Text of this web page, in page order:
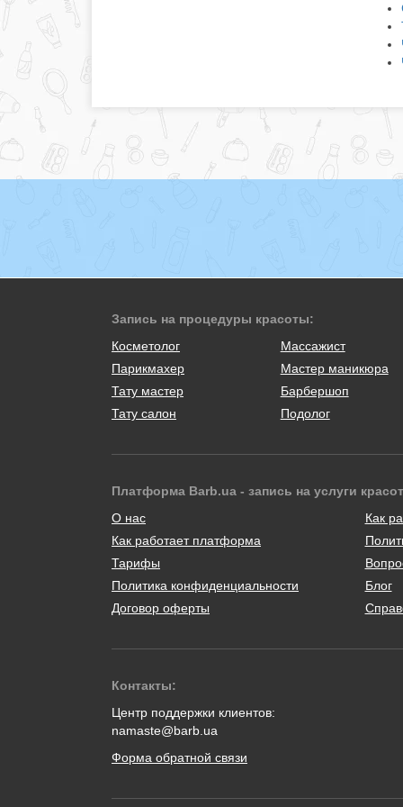
Запись на процедуры красоты:
Косметолог
Массажист
Парикмахер
Мастер маникюра
Тату мастер
Барбершоп
Тату салон
Подолог
Платформа Barb.ua - запись на услуги
О нас
Как работает платформа
Тарифы
Политика конфиденциальности
Договор оферты
Как
Блог
Контакты:
Центр поддержки клиентов:
namaste@barb.ua
Форма обратной связи